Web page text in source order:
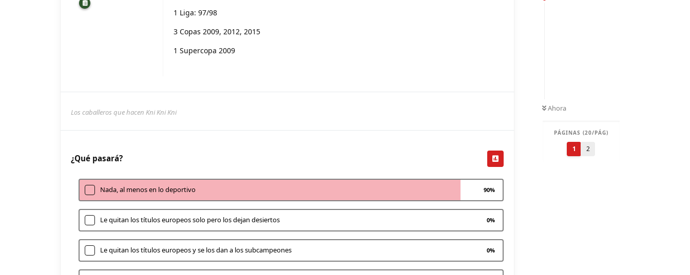
Ahora
PÁGINAS (20/PÁG)
1 2
1 Liga: 97/98
3 Copas 2009, 2012, 2015
1 Supercopa 2009
Los caballeros que hacen Kni Kni Kni
¿Qué pasará?
Nada, al menos en lo deportivo 90%
Le quitan los títulos europeos solo pero los dejan desiertos 0%
Le quitan los títulos europeos y se los dan a los subcampeones 0%